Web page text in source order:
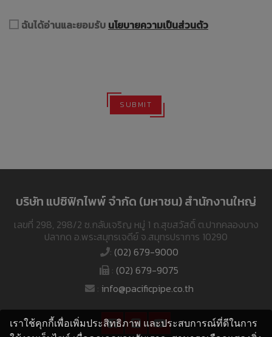
เราใช้คุกกี้เพื่อเพิ่มประสิทธิภาพ และประสบการณ์ที่ดีในการ
ฉันได้อ่านและยอมรับ นโยบายความเป็นส่วนตัว
SUBMIT
บริษัท แปซิฟิกไพพ์ จำกัด (มหาชน) สำนักงานใหญ่
เลขที่ 298, 298/2 ซ.กลับเจริญ หมู่ 1 ถ.สุขสวัสดิ์ ต.ปากคลองบาง
ปลากด อ.พระสมุทรเจดีย์ จ.สมุทรปราการ 10290
: (02) 679-9000
: (02) 679-9075
: info@pacificpipe.co.th